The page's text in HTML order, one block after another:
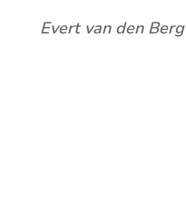
Evert van den Berg